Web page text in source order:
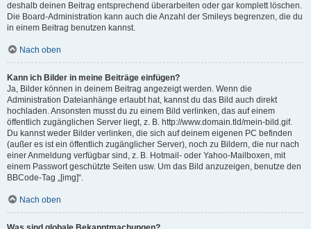
deshalb deinen Beitrag entsprechend überarbeiten oder gar komplett löschen.
Die Board-Administration kann auch die Anzahl der Smileys begrenzen, die du
in einem Beitrag benutzen kannst.
Nach oben
Kann ich Bilder in meine Beiträge einfügen?
Ja, Bilder können in deinem Beitrag angezeigt werden. Wenn die
Administration Dateianhänge erlaubt hat, kannst du das Bild auch direkt
hochladen. Ansonsten musst du zu einem Bild verlinken, das auf einem
öffentlich zugänglichen Server liegt, z. B. http://www.domain.tld/mein-bild.gif.
Du kannst weder Bilder verlinken, die sich auf deinem eigenen PC befinden
(außer es ist ein öffentlich zugänglicher Server), noch zu Bildern, die nur nach
einer Anmeldung verfügbar sind, z. B. Hotmail- oder Yahoo-Mailboxen, mit
einem Passwort geschützte Seiten usw. Um das Bild anzuzeigen, benutze den
BBCode-Tag „[img]“.
Nach oben